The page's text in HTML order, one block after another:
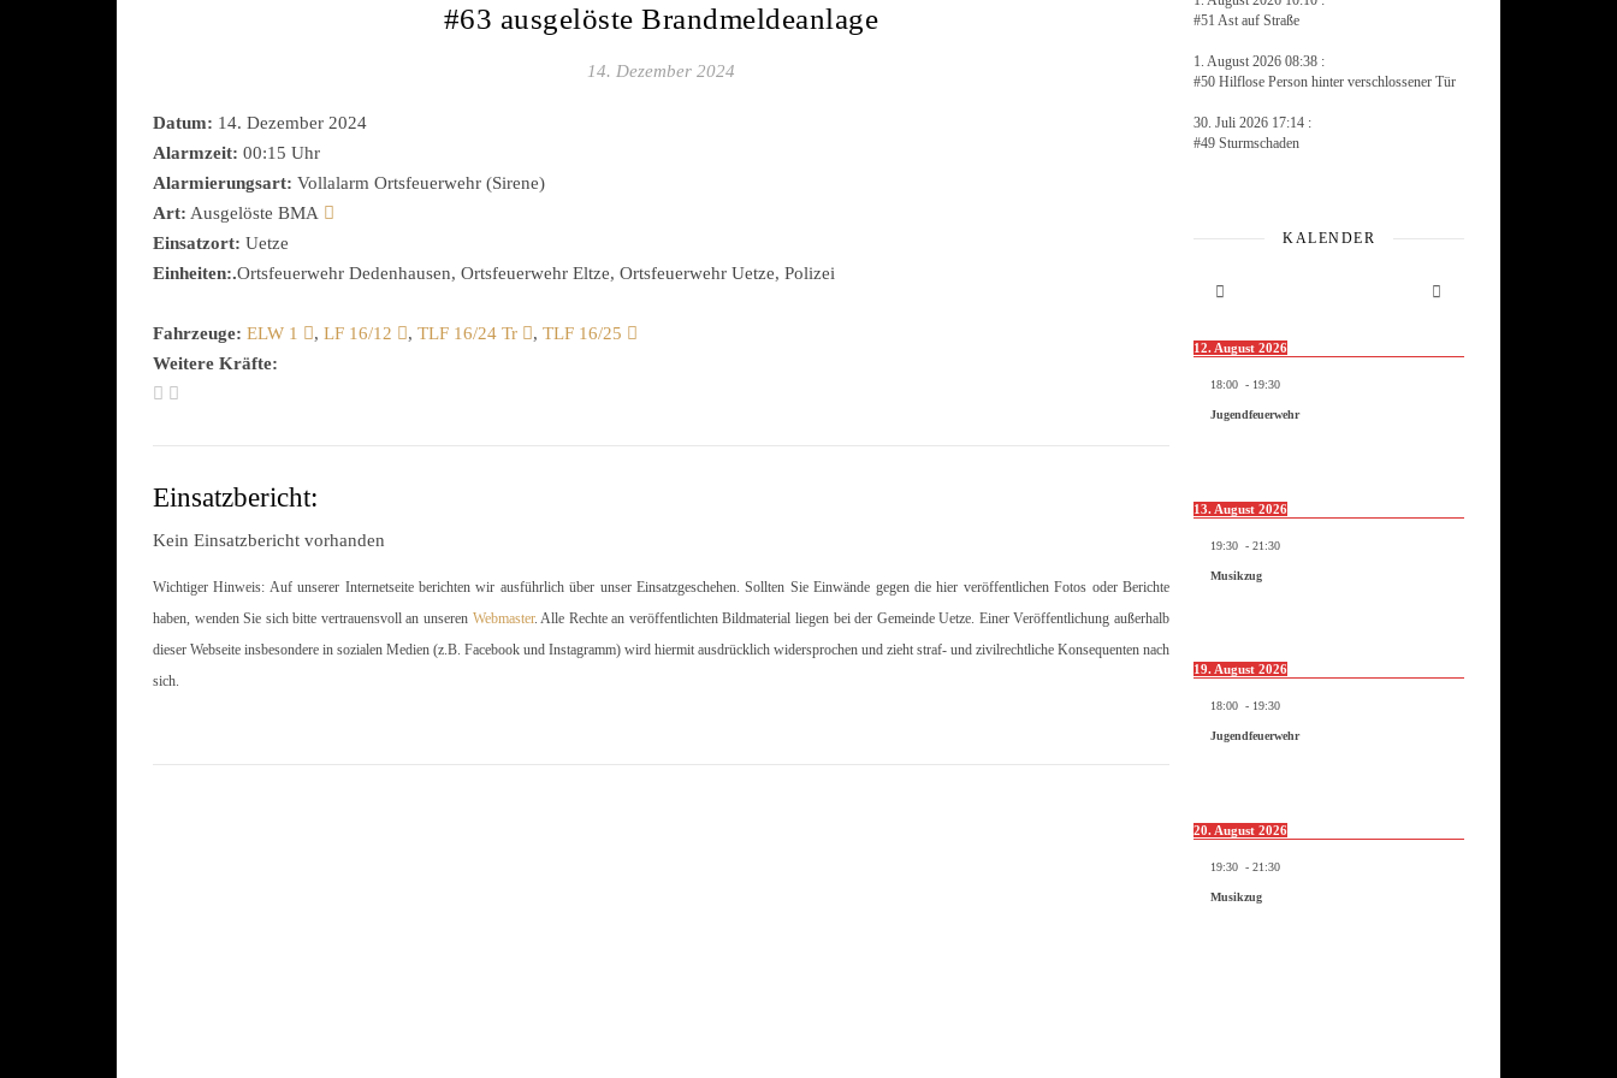
#63 ausgelöste Brandmeldeanlage
14. Dezember 2024
Datum: 14. Dezember 2024
Alarmzeit: 00:15 Uhr
Alarmierungsart: Vollalarm Ortsfeuerwehr (Sirene)
Art: Ausgelöste BMA
Einsatzort: Uetze
Einheiten:.Ortsfeuerwehr Dedenhausen, Ortsfeuerwehr Eltze, Ortsfeuerwehr Uetze, Polizei
Fahrzeuge: ELW 1 , LF 16/12 , TLF 16/24 Tr , TLF 16/25
Weitere Kräfte:
Einsatzbericht:
Kein Einsatzbericht vorhanden
Wichtiger Hinweis: Auf unserer Internetseite berichten wir ausführlich über unser Einsatzgeschehen. Sollten Sie Einwände gegen die hier veröffentlichen Fotos oder Berichte
haben, wenden Sie sich bitte vertrauensvoll an unseren Webmaster. Alle Rechte an veröffentlichten Bildmaterial liegen bei der Gemeinde Uetze. Einer Veröffentlichung außerhalb
dieser Webseite insbesondere in sozialen Medien (z.B. Facebook und Instagramm) wird hiermit ausdrücklich widersprochen und zieht straf- und zivilrechtliche Konsequenten nach
sich.
#51 Ast auf Straße
1. August 2026 08:38 :
#50 Hilflose Person hinter verschlossener Tür
30. Juli 2026 17:14 :
#49 Sturmschaden
KALENDER
12. August 2026
18:00 - 19:30
Jugendfeuerwehr
13. August 2026
19:30 - 21:30
Musikzug
19. August 2026
18:00 - 19:30
Jugendfeuerwehr
20. August 2026
19:30 - 21:30
Musikzug